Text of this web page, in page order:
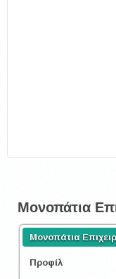
Μονοπάτια
Μονοπάτια
Προφίλ